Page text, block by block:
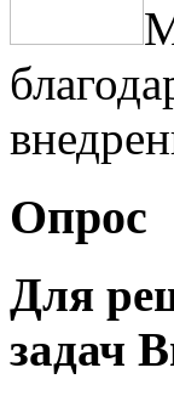
Опрос
Для
задач